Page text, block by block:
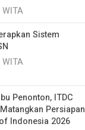
Sistem
Penonton, ITDC
Persiapan
Indonesia 2026